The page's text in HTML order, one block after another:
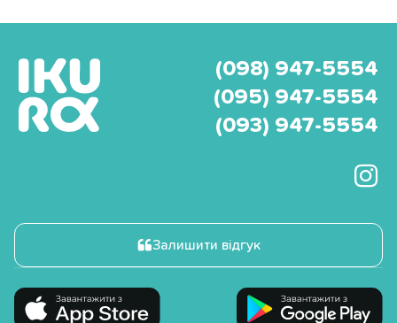
(098) 947-5554
(095) 947-5554
(093) 947-5554
Залишити відгук